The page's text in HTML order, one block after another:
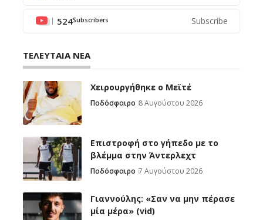
524Subscribers Subscribe
ΤΕΛΕΥΤΑΙΑ ΝΕΑ
Χειρουργήθηκε ο Μεϊτέ
Ποδόσφαιρο 8 Αυγούστου 2026
Επιστροφή στο γήπεδο με το
βλέμμα στην Άντερλεχτ
Ποδόσφαιρο 7 Αυγούστου 2026
Γιαννούλης: «Σαν να μην πέρασε
μία μέρα» (vid)